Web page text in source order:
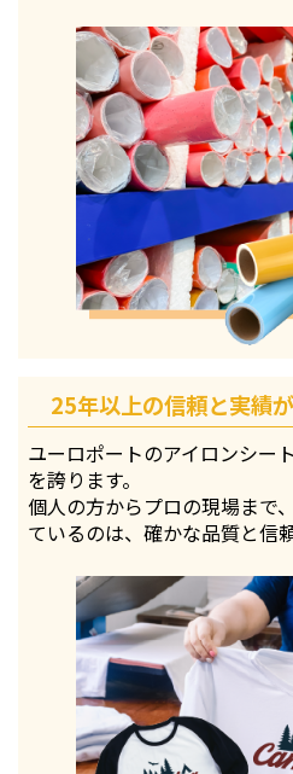
25年以上の信頼と実績
ユーロポートのアイロンシー
を誇ります。
個人の方からプロの現場まで
ているのは、確かな品質と信